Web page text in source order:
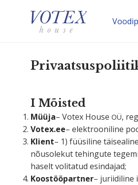
I Mõisted
Müüja– Votex House OÜ,
Votex.ee– elekt­roo­niline
Klient– 1) füüsiline
nõusolekut tehingute
haselt volitatud esindajad;
Koostöö­partner– jurii­diline